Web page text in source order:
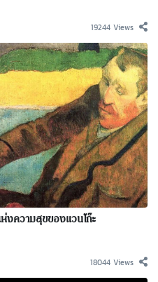
19244 Views
งความสุขของแวนโก๊ะ
18044 Views